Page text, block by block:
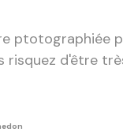
ptotographiée
risquez d'être